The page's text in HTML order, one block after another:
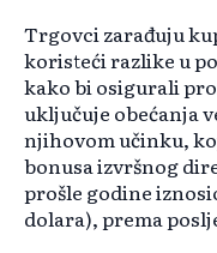
Trgovci zarađuju
koristeći razlike u
kako bi osigurali
uključuje obećanja
njihovom učinku,
bonusa izvršnog
prošle godine
dolara), prema